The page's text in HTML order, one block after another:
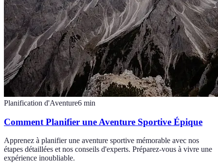
Planification d'Aventure6 min
Comment Planifier une Aventure Sportive Épique
Apprenez à planifier une aventure sportive mémorable avec nos
étapes détaillées et nos conseils d'experts. Préparez-vous à vivre une
expérience inoubliable.